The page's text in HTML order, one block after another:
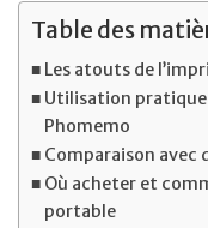
Table des
Les atouts de
Utilisation
Phomemo
Comparaison avec
Où acheter et
portable